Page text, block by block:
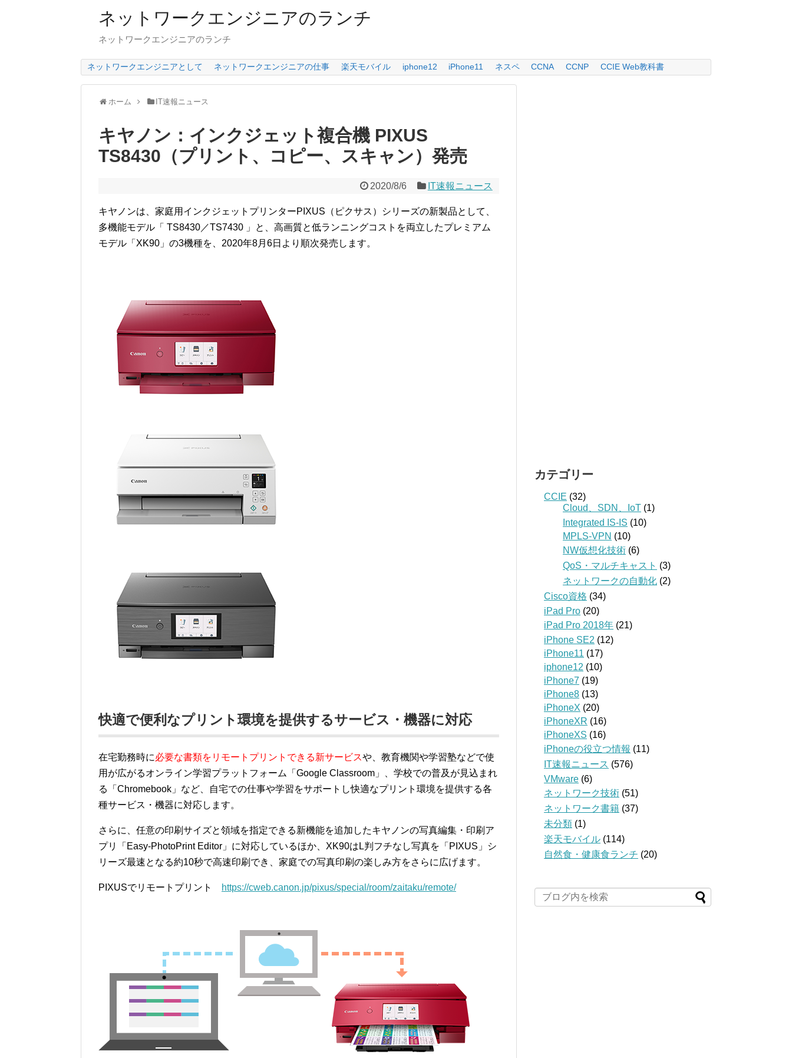
ネットワークエンジニアのランチ
ネットワークエンジニアのランチ
ネットワークエンジニアとして ネットワークエンジニアの仕事 楽天モバイル iphone12 iPhone11 ネスペ CCNA CCNP CCIE Web教科書
ホーム IT速報ニュース
キヤノン：インクジェット複合機 PIXUS
TS8430（プリント、コピー、スキャン）発売
2020/8/6 IT速報ニュース
キヤノンは、家庭用インクジェットプリンターPIXUS（ピクサス）シリーズの新製品として、
多機能モデル「 TS8430／TS7430 」と、高画質と低ランニングコストを両立したプレミアム
モデル「XK90」の3機種を、2020年8月6日より順次発売します。
快適で便利なプリント環境を提供するサービス・機器に対応
在宅勤務時に必要な書類をリモートプリントできる新サービスや、教育機関や学習塾などで使
用が広がるオンライン学習プラットフォーム「Google Classroom」、学校での普及が見込まれ
る「Chromebook」など、自宅での仕事や学習をサポートし快適なプリント環境を提供する各
種サービス・機器に対応します。
さらに、任意の印刷サイズと領域を指定できる新機能を追加したキヤノンの写真編集・印刷ア
プリ「Easy-PhotoPrint Editor」に対応しているほか、XK90はL判フチなし写真を「PIXUS」シ
リーズ最速となる約10秒で高速印刷でき、家庭での写真印刷の楽しみ方をさらに広げます。
PIXUSでリモートプリント https://cweb.canon.jp/pixus/special/room/zaitaku/remote/
カテゴリー
CCIE (32)
Cloud、SDN、IoT (1)
Integrated IS-IS (10)
MPLS-VPN (10)
NW仮想化技術 (6)
QoS・マルチキャスト (3)
ネットワークの自動化 (2)
Cisco資格 (34)
iPad Pro (20)
iPad Pro 2018年 (21)
iPhone SE2 (12)
iPhone11 (17)
iphone12 (10)
iPhone7 (19)
iPhone8 (13)
iPhoneX (20)
iPhoneXR (16)
iPhoneXS (16)
iPhoneの役立つ情報 (11)
IT速報ニュース (576)
VMware (6)
ネットワーク技術 (51)
ネットワーク書籍 (37)
未分類 (1)
楽天モバイル (114)
自然食・健康食ランチ (20)